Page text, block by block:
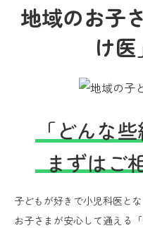
地域のお子
け
「どんな
まずはご
子どもが好きで小児科医と
お子さまが安心して通える